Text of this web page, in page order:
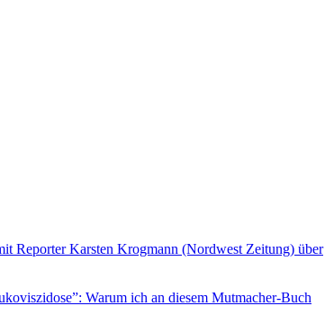
Reporter Karsten Krogmann (Nordwest Zeitung) über
Warum ich an diesem Mutmacher-Buch